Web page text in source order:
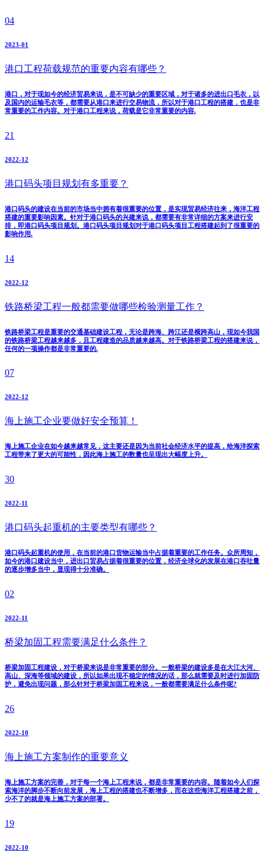
04
2023-01
港口工程荷载规范的重要内容有哪些？
港口，对于现如今的经济贸易来说，是不可缺少的重要区域，对于诸多的进出口毛衣，以
及国内的运输毛衣等，都需要从港口来进行交易物流，所以对于港口工程的搭建，也是非
常重要的工作内容。对于港口工程来说，荷载是它非常重要的内容.
21
2022-12
港口码头项目规划有多重要？
港口码头的建设在当前的市场当中拥有着很重要的位置，是实现贸易经济往来，海洋工程
搭建的重要影响因素。针对于港口码头的兴建来说，都需要有非常详细的方案来进行安
排，即港口码头项目规划。港口码头项目规划对于港口码头项目工程搭建起到了很重要的
影响作用.
14
2022-12
铁路桥梁工程一般都需要做哪些检验测量工作？
铁路桥梁工程是重要的交通基础建设工程，无论是跨海、跨江还是横跨高山，现如今我国
的铁路桥梁工程越来越多，且工程建造的品质越来越高。对于铁路桥梁工程的搭建来说，
任何的一项操作都是非常重要的.
07
2022-12
海上施工企业要做好安全预算！
海上施工企业在如今越来越常见，这主要还是因为当前社会经济水平的提高，给海洋探索
工程带来了更大的可能性，因此海上施工的数量也呈现出大幅度上升。
30
2022-11
港口码头起重机的主要类型有哪些？
港口码头起重机的使用，在当前的港口货物运输当中占据着重要的工作任务。众所周知，
如今的港口建设当中，进出口贸易占据着很重要的位置，经济全球化的发展在港口吞吐量
的逐步增多当中，显现得十分准确。
02
2022-11
桥梁加固工程需要满足什么条件？
桥梁加固工程建设，对于桥梁来说是非常重要的部分。一般桥梁的建设多是在大江大河、
高山、深海等领域的建设，所以如果出现不稳定的情况的话，那么就需要及时进行加固防
护，避免出现问题，那么针对于桥梁加固工程来说，一般都需要满足什么条件呢?
26
2022-10
海上施工方案制作的重要意义
海上施工方案的完善，对于每一个海上工程来说，都是非常重要的内容。随着如今人们探
索海洋的脚步不断向前发展，海上工程的搭建也不断增多，而在这些海洋工程搭建之前，
少不了的就是海上施工方案的部署。
19
2022-10